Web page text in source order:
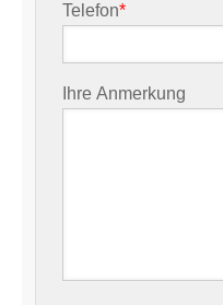
Telefon*
Ihre Anmerkung